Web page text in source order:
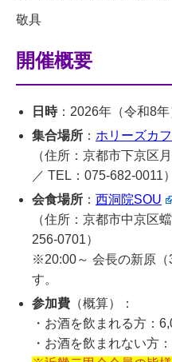
敬具
開催概要
日時：2026年（令和8
集合場所 ： ホリーズカ
（住所：京都市下京区
／ TEL：075-682-0011）
会食場所 ： 西洞院SOU
（住所：京都市中京区
256-0701）
※20:00～ 会長の新原（
す。
参加費 （概算）：
・お酒を飲まれる方：
・お酒を飲まれない方